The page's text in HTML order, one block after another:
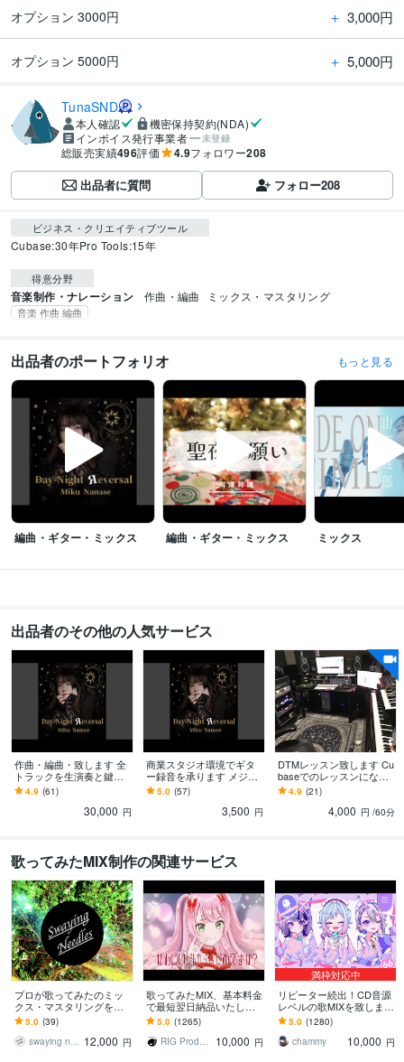
オプション 3000円 ＋ 3,000円
オプション 5000円 ＋ 5,000円
TunaSND
本人確認
機密保持契約(NDA)
インボイス発行事業者
未登録
総販売実績496評価 4.9フォロワー208
出品者に質問 フォロー208
ビジネス・クリエイティブツール
Cubase:30年Pro Tools:15年
得意分野
音楽制作・ナレーション 作曲・編曲 ミックス・マスタリング
音楽 作曲 編曲
出品者のポートフォリオ もっと見る
編曲・ギター・ミックス 編曲・ギター・ミックス ミックス
出品者のその他の人気サービス
作曲・編曲・致します 全
トラックを生演奏と鍵盤
入力で制作- AI不使用
4.9 (61)
30,000 円
商業スタジオ環境でギタ
ー録音を承ります メジャ
ークオリティで説得力の
あるギターを弾きます！
5.0 (57)
3,500 円
DTMレッスン致します Cu
baseでのレッスンになり
ます。
4.9 (21)
4,000 円 /60分
歌ってみたMIX制作の関連サービス
プロが歌ってみたのミッ
クス・マスタリングを承
ります ＜配信関係トータ
ル1000万回再生以上の実
績で仕上げます＞
5.0 (39)
swaying needles 12,000 円
歌ってみたMIX、基本料金
で最短翌日納品いたしま
す YouTube特化音質で高
品質！スピード対応いた
します
5.0 (1265)
RIG Production
10,000 円
満枠対応中
リピーター続出！CD音源
レベルの歌MIXを致します
ボーカルが際立つプロの
歌MIX。1,200件超の確か
な実績
5.0 (1280)
chammy
10,000 円